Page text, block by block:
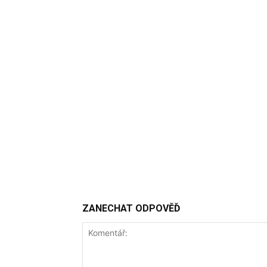
ZANECHAT ODPOVĚĎ